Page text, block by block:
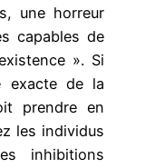
une horreur
capables de
». Si
exacte de la
prendre en
les individus
inhibitions